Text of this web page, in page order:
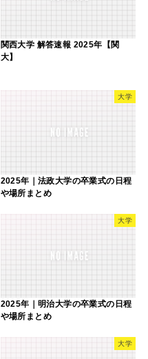
関西大学 解答速報 2025年【関
大】
大学
2025年｜法政大学の卒業式の日程
や場所まとめ
大学
2025年｜明治大学の卒業式の日程
や場所まとめ
大学